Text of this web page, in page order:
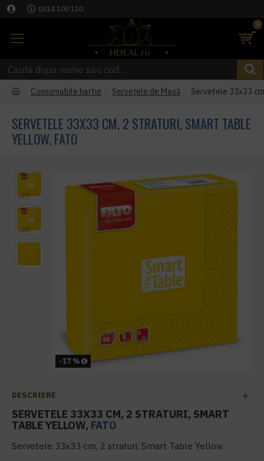
0314 100 110
0
Consumabile hartie Șervețele de Masă Servetele 33x33
SERVETELE 33X33 CM, 2 STRATURI, SMART TABLE
YELLOW, FATO
-17 %
DESCRIERE
SERVETELE 33X33 CM, 2 STRATURI, SMART
TABLE YELLOW, FATO
Servetele 33x33 cm, 2 straturi, Smart Table Yellow